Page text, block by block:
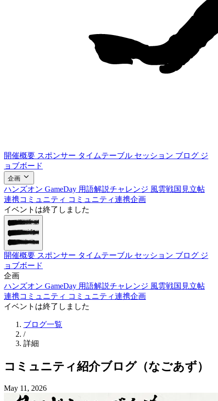
開催概要 スポンサー タイムテーブル セッション ブログ ジ
ョブボード
企画
ハンズオン GameDay 用語解説チャレンジ 風雲戦国見立帖
連携コミュニティ コミュニティ連携企画
イベントは終了しました
開催概要 スポンサー タイムテーブル セッション ブログ ジ
ョブボード
企画
ハンズオン GameDay 用語解説チャレンジ 風雲戦国見立帖
連携コミュニティ コミュニティ連携企画
イベントは終了しました
ブログ一覧
/
詳細
コミュニティ紹介ブログ（なごあず）
May 11, 2026